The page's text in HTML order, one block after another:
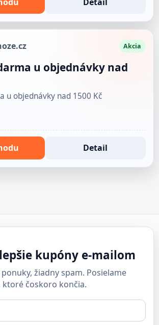
Akcia
u objednávky nad
u objednávky nad 1500 Kč
Detail
kupóny e-mailom
žiadny spam. Posielame
ktoré čoskoro končia.